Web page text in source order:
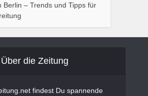
Berlin – Trends und Tipps für
Über die Zeitung
findest Du spannende